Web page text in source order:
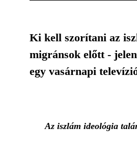
Ki kell szorítani az
migránsok előtt -
egy vasárnapi
Az iszlám ideológia